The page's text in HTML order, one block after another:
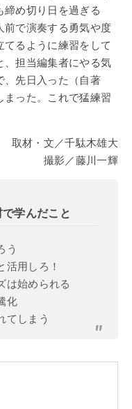
締め切り日を過ぎる
前で演奏する勇気や度
るように練習をして
、担当編集者にやる気
、先日入った（自著
った。これで猛練習
取材・文／千駄木雄大
撮影／藤川一輝
学んだこと
う
用しろ！
は始められる
化
てしまう